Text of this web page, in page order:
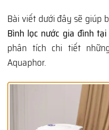
Bài viết dưới đây sẽ giúp
Bình lọc nước gia đình
phân tích chi tiết
Aquaphor.